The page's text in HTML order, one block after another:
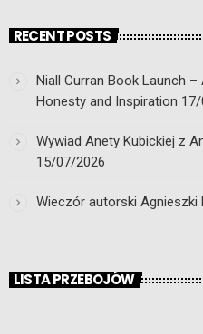
RECENT POSTS
Niall Curran Book Launch
Honesty and Inspiration
Wywiad Anety Kubickiej z
15/07/2026
Wieczór autorski Agnieszki
LISTA PRZEBOJÓW